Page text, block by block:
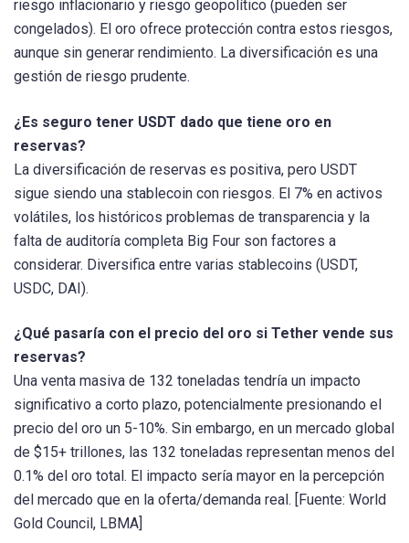
riesgo inflacionario y riesgo geopolítico (pueden ser
congelados). El oro ofrece protección contra estos riesgos,
aunque sin generar rendimiento. La diversificación es una
gestión de riesgo prudente.
¿Es seguro tener USDT dado que tiene oro en
reservas?
La diversificación de reservas es positiva, pero USDT
sigue siendo una stablecoin con riesgos. El 7% en activos
volátiles, los históricos problemas de transparencia y la
falta de auditoría completa Big Four son factores a
considerar. Diversifica entre varias stablecoins (USDT,
USDC, DAI).
¿Qué pasaría con el precio del oro si Tether vende sus
reservas?
Una venta masiva de 132 toneladas tendría un impacto
significativo a corto plazo, potencialmente presionando el
precio del oro un 5-10%. Sin embargo, en un mercado global
de $15+ trillones, las 132 toneladas representan menos del
0.1% del oro total. El impacto sería mayor en la percepción
del mercado que en la oferta/demanda real. [Fuente: World
Gold Council, LBMA]